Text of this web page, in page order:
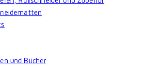
und Bücher